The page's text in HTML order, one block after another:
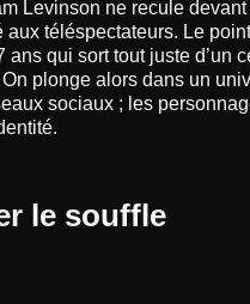
Levinson ne recule
téléspectateurs. Le
qui sort tout juste d’un
plonge alors dans un
sociaux ; les
le souffle